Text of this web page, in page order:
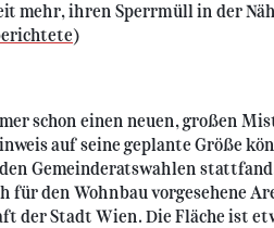
mehr, ihren Sperrmüll in der
)
schon einen neuen, großen
auf seine geplante Größe
Gemeinderatswahlen
für den Wohnbau vorgesehene
der Stadt Wien. Die Fläche ist